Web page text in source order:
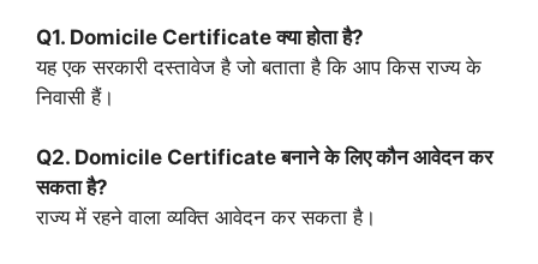
Q1. Domicile Certificate क्या होता है?
यह एक सरकारी दस्तावेज है जो बताता है कि आप किस राज्य के
निवासी हैं।
Q2. Domicile Certificate बनाने के लिए कौन आवेदन कर
सकता है?
राज्य में रहने वाला व्यक्ति आवेदन कर सकता है।